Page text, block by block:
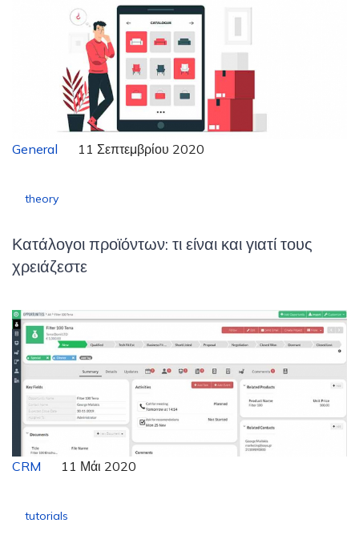
General 11 Σεπτεμβρίου 2020
theory
Κατάλογοι προϊόντων: τι είναι και γιατί τους
χρειάζεστε
CRM 11 Μάι 2020
tutorials